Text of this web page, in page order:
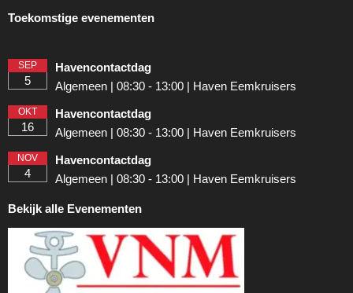
Toekomstige evenementen
SEP
5
Havencontactdag
Algemeen | 08:30 - 13:00 | Haven Eemkruisers
OKT
16
Havencontactdag
Algemeen | 08:30 - 13:00 | Haven Eemkruisers
NOV
4
Havencontactdag
Algemeen | 08:30 - 13:00 | Haven Eemkruisers
Bekijk alle Evenementen